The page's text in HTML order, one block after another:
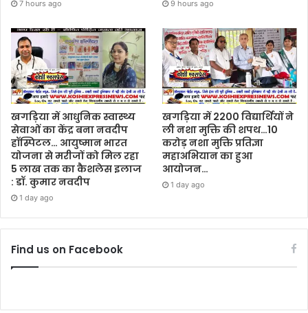
7 hours ago 9 hours ago
खगड़िया में आधुनिक स्वास्थ्य
सेवाओं का केंद्र बना नवदीप
हॉस्पिटल… आयुष्मान भारत
योजना से मरीजों को मिल रहा
5 लाख तक का कैशलेस इलाज
: डॉ. कुमार नवदीप
1 day ago
खगड़िया में 2200 विद्यार्थियों ने
ली नशा मुक्ति की शपथ…10
करोड़ नशा मुक्ति प्रतिज्ञा
महाअभियान का हुआ
आयोजन…
1 day ago
Find us on Facebook